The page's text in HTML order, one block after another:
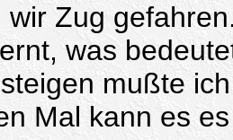
wir Zug
was
mußte
Mal kann es